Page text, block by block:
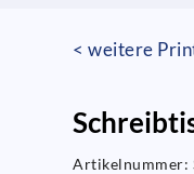
< weitere
Artikelnummer: